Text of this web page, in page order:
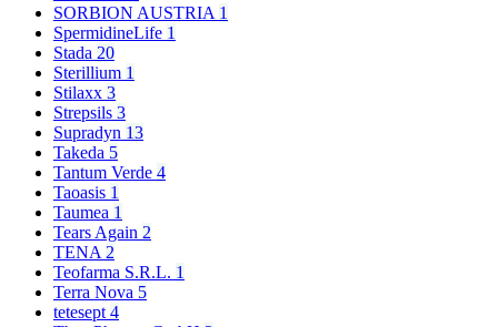
SORBION AUSTRIA 1
SpermidineLife 1
Stada 20
Sterillium 1
Stilaxx 3
Strepsils 3
Supradyn 13
Takeda 5
Tantum Verde 4
Taoasis 1
Taumea 1
Tears Again 2
TENA 2
Teofarma S.R.L. 1
Terra Nova 5
tetesept 4